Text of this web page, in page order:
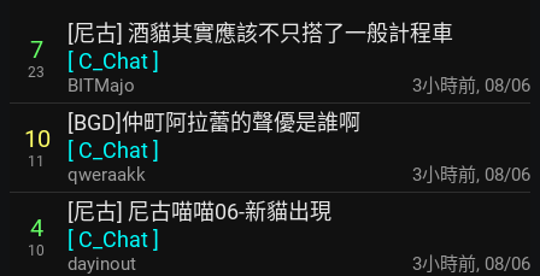
7
23
[尼古] 酒貓其實應該不只搭了一般計程車
[ C_Chat]
BITMajo 3小時前, 08/06
10
11
[BGD]仲町阿拉蕾的聲優是誰啊
[ C_Chat]
qweraakk 3小時前, 08/06
4
10
[尼古] 尼古喵喵06-新貓出現
[ C_Chat]
dayinout 3小時前, 08/06